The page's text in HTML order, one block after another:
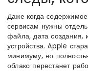
Даже когда
сервисам нужны
файла, дата создания,
устройства. Apple
минимуму, но
облако перестанет